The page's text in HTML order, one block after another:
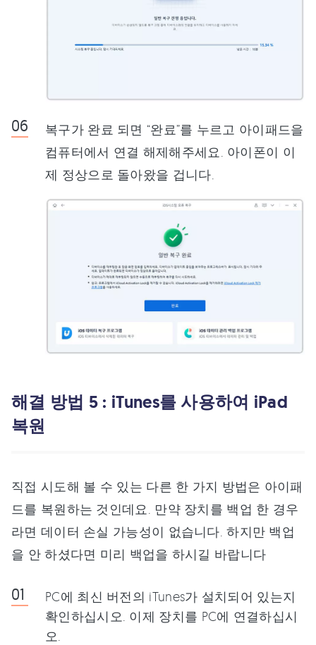
복구가 완료 되면 “완료”를 누르고 아이패드을
컴퓨터에서 연결 해제해주세요. 아이폰이 이
제 정상으로 돌아왔을 겁니다.
해결 방법 5 : iTunes를 사용하여 iPad
복원
직접 시도해 볼 수 있는 다른 한 가지 방법은 아이패
드를 복원하는 것인데요. 만약 장치를 백업 한 경우
라면 데이터 손실 가능성이 없습니다. 하지만 백업
을 안 하셨다면 미리 백업을 하시길 바랍니다
PC에 최신 버전의 iTunes가 설치되어 있는지
확인하십시오. 이제 장치를 PC에 연결하십시
오.